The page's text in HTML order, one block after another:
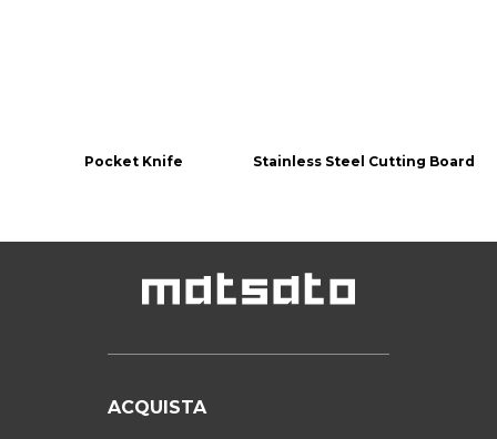
Pocket Knife Stainless Steel Cutting Board
ACQUISTA